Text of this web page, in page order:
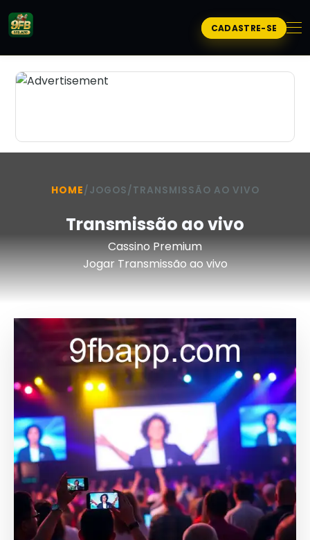
CADASTRE-SE
HOME/JOGOS/TRANSMISSÃO AO VIVO
Transmissão ao vivo
Cassino Premium
Jogar Transmissão ao vivo